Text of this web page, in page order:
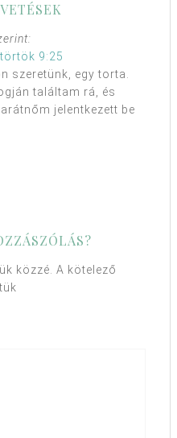
9:25
szeretünk, egy torta.
találtam rá, és
jelentkezett be
közzé. A kötelező